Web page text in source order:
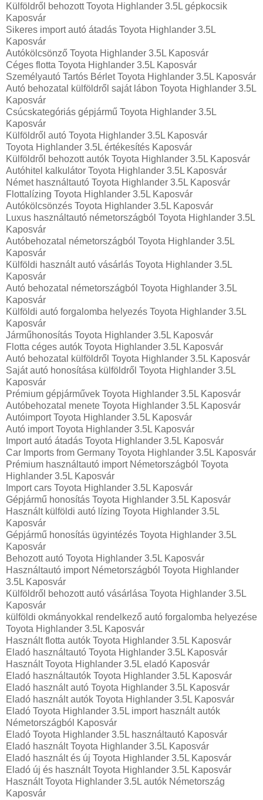
Külföldről behozott Toyota Highlander 3.5L gépkocsik
Kaposvár
Sikeres import autó átadás Toyota Highlander 3.5L
Kaposvár
Autókölcsönző Toyota Highlander 3.5L Kaposvár
Céges flotta Toyota Highlander 3.5L Kaposvár
Személyautó Tartós Bérlet Toyota Highlander 3.5L Kaposvár
Autó behozatal külföldről saját lábon Toyota Highlander 3.5L
Kaposvár
Csúcskategóriás gépjármű Toyota Highlander 3.5L
Kaposvár
Külföldről autó Toyota Highlander 3.5L Kaposvár
Toyota Highlander 3.5L értékesítés Kaposvár
Külföldről behozott autók Toyota Highlander 3.5L Kaposvár
Autóhitel kalkulátor Toyota Highlander 3.5L Kaposvár
Német használtautó Toyota Highlander 3.5L Kaposvár
Flottalízing Toyota Highlander 3.5L Kaposvár
Autókölcsönzés Toyota Highlander 3.5L Kaposvár
Luxus használtautó németországból Toyota Highlander 3.5L
Kaposvár
Autóbehozatal németországból Toyota Highlander 3.5L
Kaposvár
Külföldi használt autó vásárlás Toyota Highlander 3.5L
Kaposvár
Autó behozatal németországból Toyota Highlander 3.5L
Kaposvár
Külföldi autó forgalomba helyezés Toyota Highlander 3.5L
Kaposvár
Járműhonosítás Toyota Highlander 3.5L Kaposvár
Flotta céges autók Toyota Highlander 3.5L Kaposvár
Autó behozatal külföldről Toyota Highlander 3.5L Kaposvár
Saját autó honosítása külföldről Toyota Highlander 3.5L
Kaposvár
Prémium gépjárművek Toyota Highlander 3.5L Kaposvár
Autóbehozatal menete Toyota Highlander 3.5L Kaposvár
Autóimport Toyota Highlander 3.5L Kaposvár
Autó import Toyota Highlander 3.5L Kaposvár
Import autó átadás Toyota Highlander 3.5L Kaposvár
Car Imports from Germany Toyota Highlander 3.5L Kaposvár
Prémium használtautó import Németországból Toyota
Highlander 3.5L Kaposvár
Import cars Toyota Highlander 3.5L Kaposvár
Gépjármű honosítás Toyota Highlander 3.5L Kaposvár
Használt külföldi autó lízing Toyota Highlander 3.5L
Kaposvár
Gépjármű honosítás ügyintézés Toyota Highlander 3.5L
Kaposvár
Behozott autó Toyota Highlander 3.5L Kaposvár
Használtautó import Németországból Toyota Highlander
3.5L Kaposvár
Külföldről behozott autó vásárlása Toyota Highlander 3.5L
Kaposvár
külföldi okmányokkal rendelkező autó forgalomba helyezése
Toyota Highlander 3.5L Kaposvár
Használt flotta autók Toyota Highlander 3.5L Kaposvár
Eladó használtautó Toyota Highlander 3.5L Kaposvár
Használt Toyota Highlander 3.5L eladó Kaposvár
Eladó használtautók Toyota Highlander 3.5L Kaposvár
Eladó használt autó Toyota Highlander 3.5L Kaposvár
Eladó használt autók Toyota Highlander 3.5L Kaposvár
Eladó Toyota Highlander 3.5L import használt autók
Németországból Kaposvár
Eladó Toyota Highlander 3.5L használtautó Kaposvár
Eladó használt Toyota Highlander 3.5L Kaposvár
Eladó használt és új Toyota Highlander 3.5L Kaposvár
Eladó új és használt Toyota Highlander 3.5L Kaposvár
Használt Toyota Highlander 3.5L autók Németország
Kaposvár